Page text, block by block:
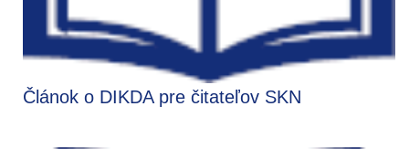
Článok o DIKDA pre čitateľov SKN